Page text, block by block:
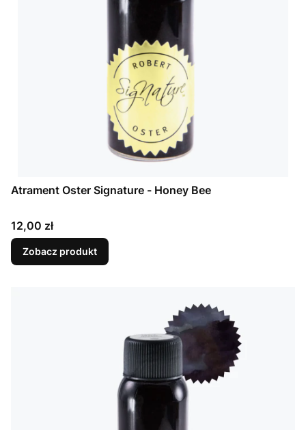
Atrament Oster Signature - Honey Bee
Cena
12,00 zł
Zobacz produkt